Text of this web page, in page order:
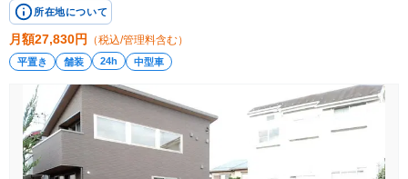
所在地について
月額27,830円 （税込/管理料含む）
平置き 舗装 24h 中型車